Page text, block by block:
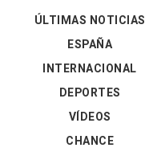
ÚLTIMAS NOTICIAS
ESPAÑA
INTERNACIONAL
DEPORTES
VÍDEOS
CHANCE